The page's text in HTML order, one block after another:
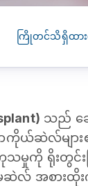
ကြိုတင်သိရှိထား
သည် ဆ
ဓာကိုယ်ဆဲလ်မ
မှုကို ရိုးတွင်း
လ် အစားထို